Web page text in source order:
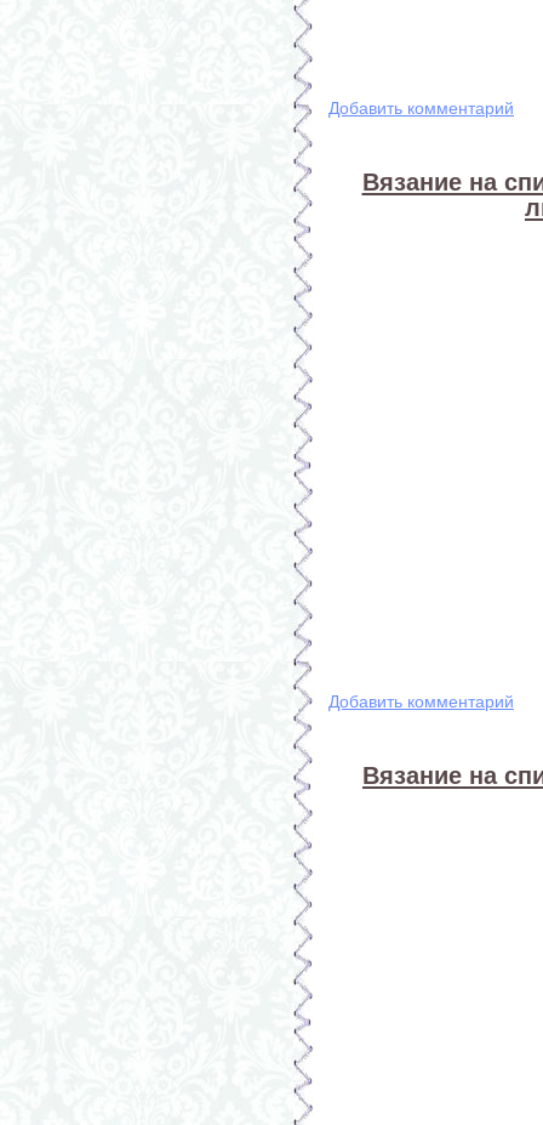
Добавить комментарий
Вязание на
Добавить комментарий
Вязание на